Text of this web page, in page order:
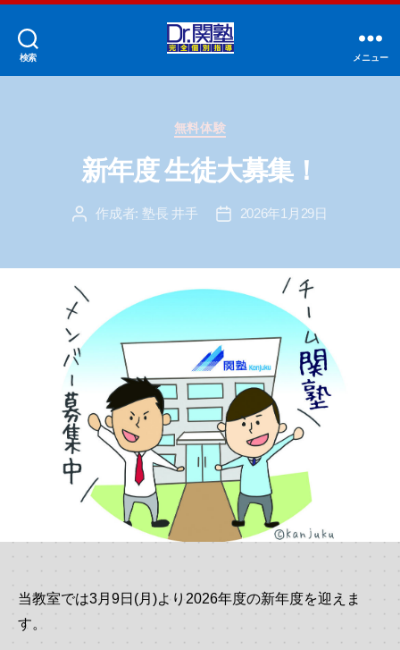
検索
中
橋
メニュー
カ
テ
ゴ
リ
無料体験
新年度 生徒大募集！
投 作成者: 塾長 井手
投
2026年1月29日
当教室では3月9日(月)より2026年度の新年度を迎えま
す。